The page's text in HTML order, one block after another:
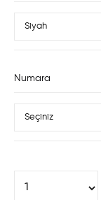
Numara